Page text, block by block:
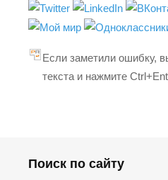
Если заметили ошибку,
текста и нажмите
Поиск по сайту